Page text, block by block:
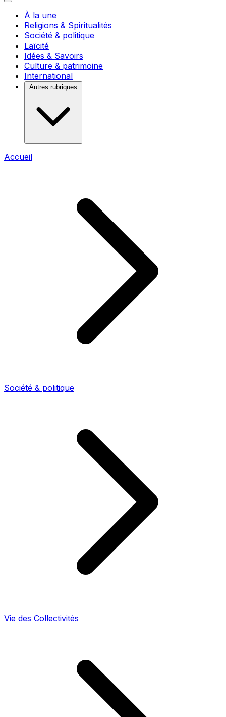
À la une
Religions & Spiritualités
Société & politique
Laïcité
Idées & Savoirs
Culture & patrimoine
International
Autres rubriques
Accueil
Société & politique
Vie des Collectivités